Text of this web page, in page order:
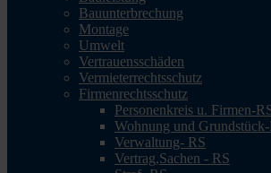
Bauunterbrechung
Montage
Umwelt
Vertrauensschäden
Vermieterrechtsschutz
Firmenrechtsschutz
Personenkreis u. Firmen-
Wohnung und Grundstück-
Verwaltung- RS
Vertrag,Sachen - RS